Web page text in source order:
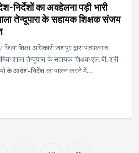
निर्देशों का अवहेलना पड़ी भारी
तेन्दूपारा के सहायक शिक्षक संजय
शिक्षा अधिकारी जशपुर द्वारा पत्थलगांव
शाला तेन्दूपारा के सहायक शिक्षक एल.बी. श्री
के आदेश-निर्देश का पालन करने में…